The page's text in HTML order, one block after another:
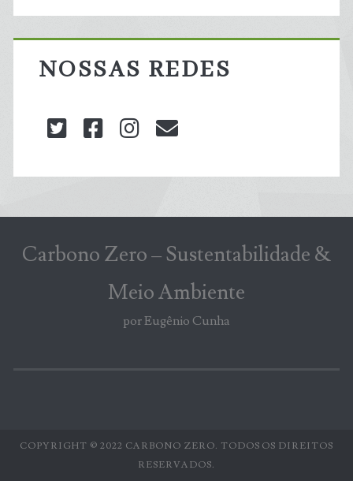
NOSSAS REDES
twitterfacebookinstagram
Carbono Zero – Sustentabilidade &
Meio Ambiente
por Eugênio Cunha
COPYRIGHT © 2022 CARBONO ZERO. TODOS OS DIREITOS
RESERVADOS.